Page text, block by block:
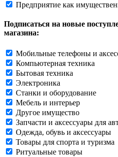
Предприятие как
Подписаться на новые
магазина:
Мобильные телефоны и
Компьютерная техника
Бытовая техника
Электроника
Станки и оборудование
Мебель и интерьер
Другое имущество
Запчасти и аксессуары для
Одежда, обувь и аксессуары
Товары для спорта и туризма
Ритуальные товары